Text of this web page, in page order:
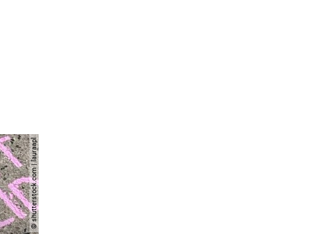
© shutterstock.com | lauraapl